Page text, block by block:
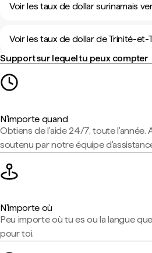
Voir les taux de dollar surinamais
Voir les taux de dollar de Trinité-
Support sur lequel tu peux compter
N'importe quand
Obtiens de l'aide 24/7, toute l'année.
soutenu par notre équipe
N'importe où
Peu importe où tu es ou la langue
pour toi.